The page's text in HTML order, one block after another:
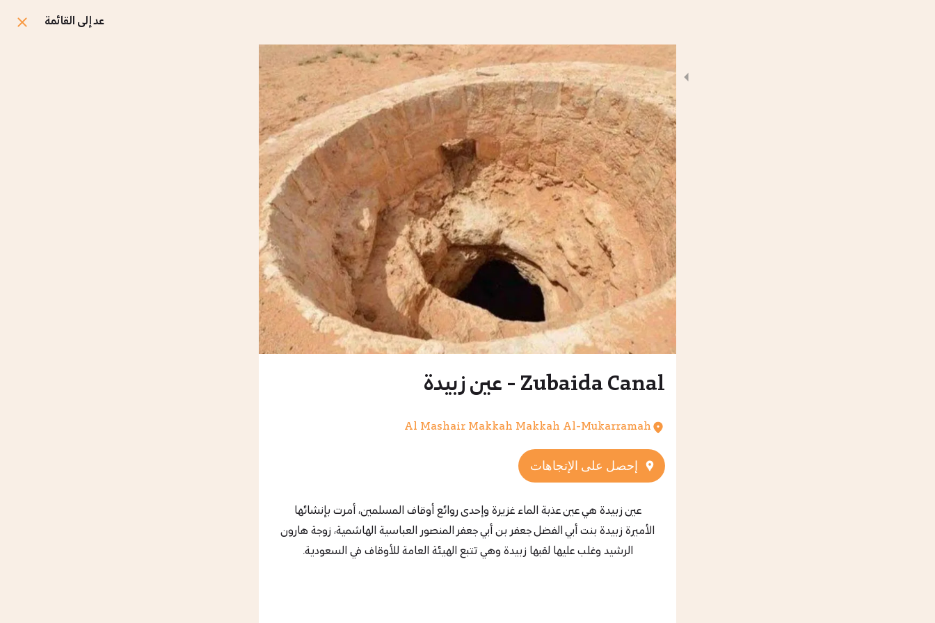
عد إلى القائمة
Zubaida Canal - عين زبيدة
Al Mashair Makkah Makkah Al-Mukarramah
إحصل على الإتجاهات
عين زبيدة هي عين عذبة الماء غزيرة وإحدى روائع أوقاف المسلمين، أمرت بإنشائها
الأميرة زبيدة بنت أبي الفضل جعفر بن أبي جعفر المنصور العباسية الهاشمية، زوجة هارون
الرشيد وغلب عليها لقبها زبيدة وهي تتبع الهيئة العامة للأوقاف في السعودية.